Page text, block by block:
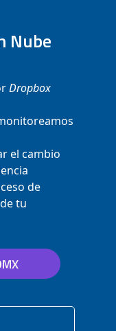
Nube
Dropbox
el cambio
de
tu